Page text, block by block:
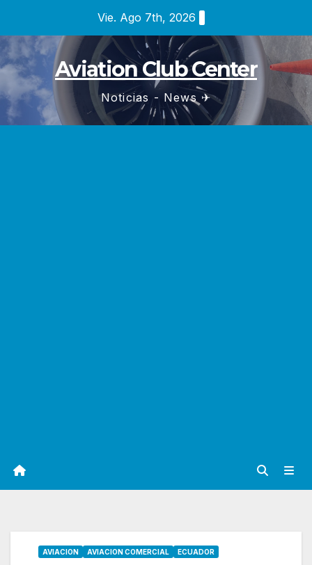
contenido
Vie. Ago 7th, 2026
Aviation Club Center
Noticias - News ✈
AVIACION AVIACION COMERCIAL ECUADOR